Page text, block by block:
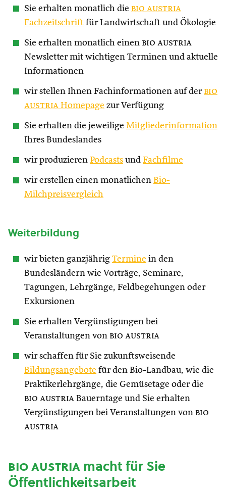
Sie erhalten monatlich die bio austria
Fachzeitschrift für Landwirtschaft und Ökologie
Sie erhalten monatlich einen bio austria
Newsletter mit wichtigen Terminen und aktuelle
Informationen
wir stellen Ihnen Fachinformationen auf der bio
austria Homepage zur Verfügung
Sie erhalten die jeweilige Mitgliederinformation
Ihres Bundeslandes
wir produzieren Podcasts und Fachfilme
wir erstellen einen monatlichen Bio-
Milchpreisvergleich
Weiterbildung
wir bieten ganzjährig Termine in den
Bundesländern wie Vorträge, Seminare,
Tagungen, Lehrgänge, Feldbegehungen oder
Exkursionen
Sie erhalten Vergünstigungen bei
Veranstaltungen von bio austria
wir schaffen für Sie zukunftsweisende
Bildungsangebote für den Bio-Landbau, wie die
Praktikerlehrgänge, die Gemüsetage oder die
bio austria Bauerntage und Sie erhalten
Vergünstigungen bei Veranstaltungen von bio
austria
bio austriamacht für Sie
Öffentlichkeitsarbeit